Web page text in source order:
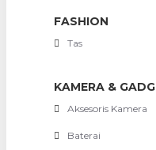
FASHION
Tas
KAMERA &
Aksesoris Kamera
Baterai